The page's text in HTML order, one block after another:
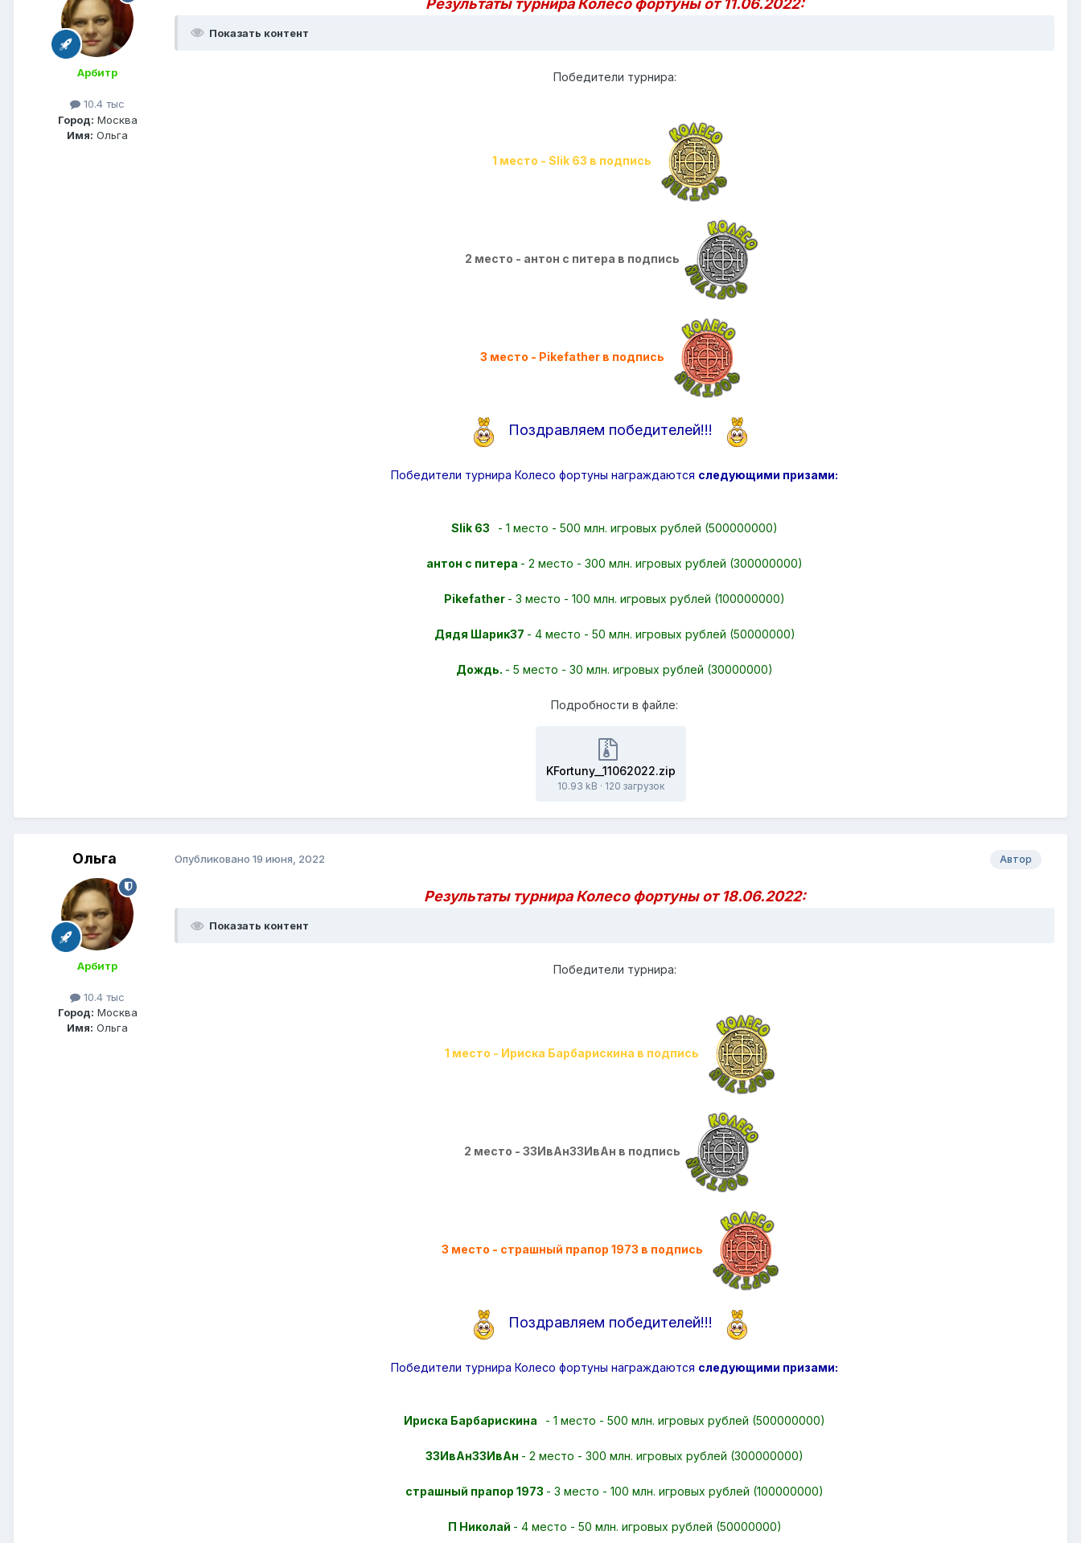
Арбитр
10.4 тыс
Город: Москва
Имя: Ольга
Показать контент
Победители турнира:
1 место - Slik 63 в подпись
2 место - антон с питера в подпись
3 место - Pikefather в подпись
Поздравляем победителей!!!
Победители турнира Колесо фортуны награждаются следующими призами:
Slik 63 - 1 место - 500 млн. игровых рублей (500000000)
антон с питера - 2 место - 300 млн. игровых рублей (300000000)
Pikefather - 3 место - 100 млн. игровых рублей (100000000)
Дядя Шарик37 - 4 место - 50 млн. игровых рублей (50000000)
Дождь. - 5 место - 30 млн. игровых рублей (30000000)
Подробности в файле:
KFortuny__11062022.zip
10.93 kB · 120 загрузок
Ольга
Арбитр
10.4 тыс
Город: Москва
Имя: Ольга
Автор
Опубликовано 19 июня, 2022
Результаты турнира Колесо фортуны от 18.06.2022:
Показать контент
Победители турнира:
1 место - Ириска Барбарискина в подпись
2 место - 33ИвАн33ИвАн в подпись
3 место - страшный прапор 1973 в подпись
Поздравляем победителей!!!
Победители турнира Колесо фортуны награждаются следующими призами:
Ириска Барбарискина - 1 место - 500 млн. игровых рублей (500000000)
33ИвАн33ИвАн - 2 место - 300 млн. игровых рублей (300000000)
страшный прапор 1973 - 3 место - 100 млн. игровых рублей (100000000)
П Николай - 4 место - 50 млн. игровых рублей (50000000)